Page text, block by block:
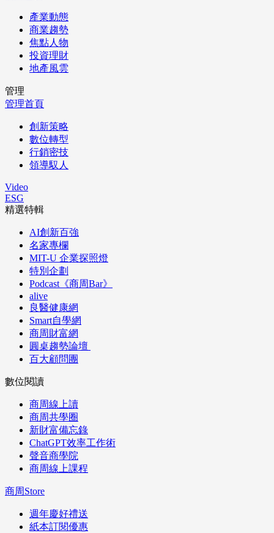
產業動態
商業趨勢
焦點人物
投資理財
地產風雲
管理
管理首頁
創新策略
數位轉型
行銷密技
領導馭人
Video
ESG
精選特輯
AI創新百強
名家專欄
MIT-U 企業探照燈
特別企劃
Podcast《商周Bar》
alive
良醫健康網
Smart自學網
商周財富網
圓桌趨勢論壇
百大顧問團
數位閱讀
商周線上讀
商周共學圈
新財富備忘錄
ChatGPT效率工作術
聲音商學院
商周線上課程
商周Store
週年慶好禮送
紙本訂閱優惠